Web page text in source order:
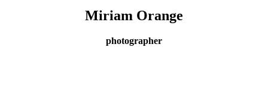
Miriam Orange
photographer